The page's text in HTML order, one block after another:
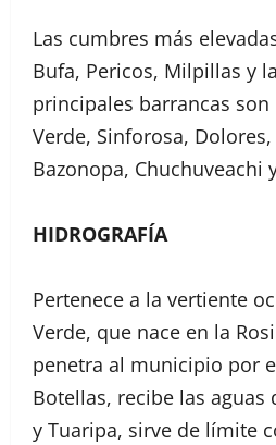
Las cumbres más
Bufa, Pericos, Milpillas y
principales barrancas
Verde, Sinforosa,
Bazonopa, Chuchuveachi
HIDROGRAFÍA
Pertenece a la vertiente
Verde, que nace en la
penetra al municipio por
Botellas, recibe las aguas
y Tuaripa, sirve de límite